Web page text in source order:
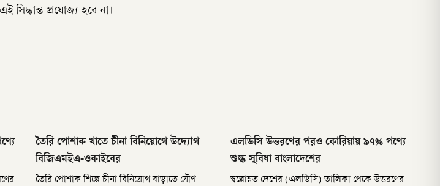
সিদ্ধান্ত প্রযোজ্য হবে না।
তৈরি পোশাক খাতে চীনা বিনিয়োগে উদ্যোগ
বিজিএমইএ-ওকাইবের
তৈরি পোশাক শিল্পে চীনা বিনিয়োগ বাড়াতে যৌথ
এলডিসি উত্তরণের পরও কোরিয়ায় ৯৭% পণ্যে
শুল্ক সুবিধা বাংলাদেশের
স্বল্পোন্নত দেশের (এলডিসি) তালিকা থেকে উত্তরণের